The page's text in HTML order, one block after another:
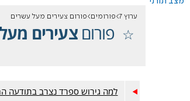
ערוץ 7 פורומים פורום צעירים מעל עשרים
פורוםצעירים
למה גירוש ספרד נצרב בתודעה